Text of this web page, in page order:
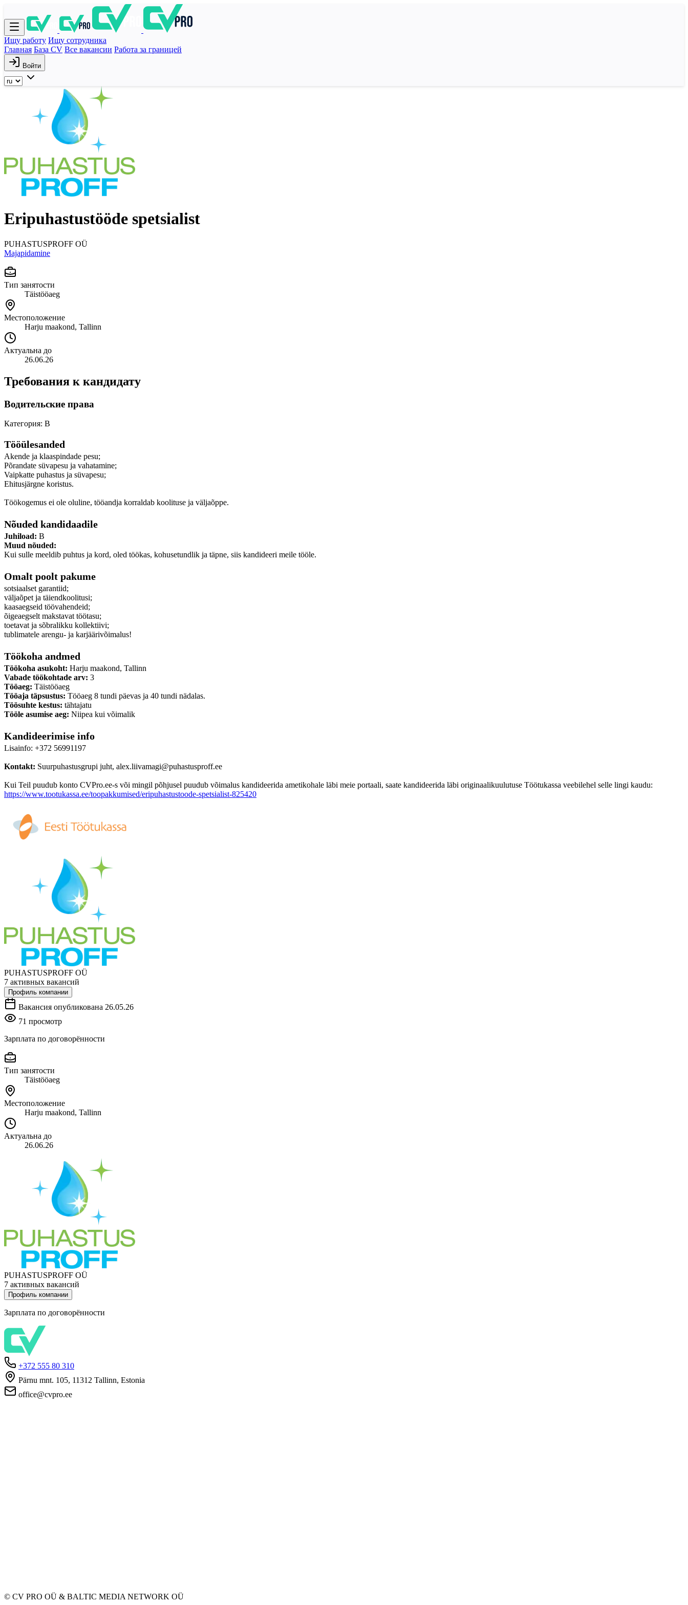
Ищу работу Ищу сотрудника
Главная База CV Все вакансии Работа за границей
Войти
Eripuhastustööde spetsialist
PUHASTUSPROFF OÜ
Majapidamine
Тип занятости
Täistööaeg
Местоположение
Harju maakond, Tallinn
Актуальна до
26.06.26
Требования к кандидату
Водительские права
Категория: B
Tööülesanded
Akende ja klaaspindade pesu;
Põrandate süvapesu ja vahatamine;
Vaipkatte puhastus ja süvapesu;
Ehitusjärgne koristus.
Töökogemus ei ole oluline, tööandja korraldab koolituse ja väljaõppe.
Nõuded kandidaadile
Juhiload: B
Muud nõuded:
Kui sulle meeldib puhtus ja kord, oled töökas, kohusetundlik ja täpne, siis kandideeri meile tööle.
Omalt poolt pakume
sotsiaalset garantiid;
väljaõpet ja täiendkoolitusi;
kaasaegseid töövahendeid;
õigeaegselt makstavat töötasu;
toetavat ja sõbralikku kollektiivi;
tublimatele arengu- ja karjäärivõimalus!
Töökoha andmed
Töökoha asukoht: Harju maakond, Tallinn
Vabade töökohtade arv: 3
Tööaeg: Täistööaeg
Tööaja täpsustus: Tööaeg 8 tundi päevas ja 40 tundi nädalas.
Töösuhte kestus: tähtajatu
Tööle asumise aeg: Niipea kui võimalik
Kandideerimise info
Lisainfo: +372 56991197
Kontakt: Suurpuhastusgrupi juht, alex.liivamagi@puhastusproff.ee
Kui Teil puudub konto CVPro.ee-s või mingil põhjusel puudub võimalus kandideerida ametikohale läbi meie portaali, saate kandideerida läbi originaalikuulutuse Töötukassa veebilehel selle lingi kaudu:
https://www.tootukassa.ee/toopakkumised/eripuhastustoode-spetsialist-825420
PUHASTUSPROFF OÜ
7 активных вакансий
Профиль компании
Вакансия опубликована 26.05.26
71 просмотр
Зарплата по договорённости
Тип занятости
Täistööaeg
Местоположение
Harju maakond, Tallinn
Актуальна до
26.06.26
PUHASTUSPROFF OÜ
7 активных вакансий
Профиль компании
Зарплата по договорённости
+372 555 80 310
Pärnu mnt. 105, 11312 Tallinn, Estonia
office@cvpro.ee
© CV PRO OÜ & BALTIC MEDIA NETWORK OÜ